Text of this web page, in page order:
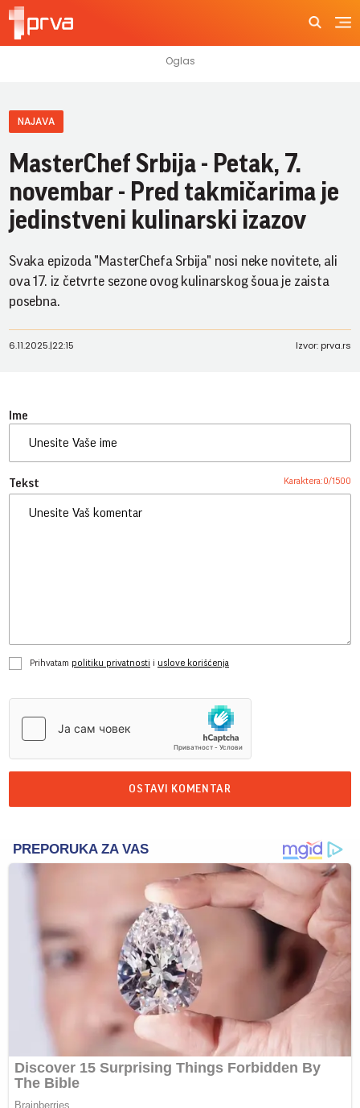
NAJAVA
MasterChef Srbija - Petak, 7.
novembar - Pred takmičarima je
jedinstveni kulinarski izazov
Svaka epizoda "MasterChefa Srbija" nosi neke novitete, ali
ova 17. iz četvrte sezone ovog kulinarskog šoua je zaista
posebna.
6.11.2025.|22:15 Izvor: prva.rs
Ime
Tekst Karaktera:0/1500
Prihvatam politiku privatnosti i uslove korišćenja
OSTAVI KOMENTAR